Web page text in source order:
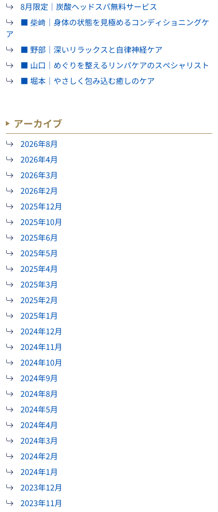
8月限定｜炭酸ヘッドスパ無料サービス
■ 柴﨑｜身体の状態を見極めるコンディショニングケ
ア
■ 野部｜深いリラックスと自律神経ケア
■ 山口｜めぐりを整えるリンパケアのスペシャリスト
■ 堀本｜やさしく包み込む癒しのケア
アーカイブ
2026年8月
2026年4月
2026年3月
2026年2月
2025年12月
2025年10月
2025年6月
2025年5月
2025年4月
2025年3月
2025年2月
2025年1月
2024年12月
2024年11月
2024年10月
2024年9月
2024年8月
2024年5月
2024年4月
2024年3月
2024年2月
2024年1月
2023年12月
2023年11月